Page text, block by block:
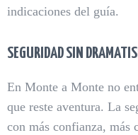
indicaciones del guía.
SEGURIDAD SIN
En Monte a Monte no
que reste aventura. La
con más confianza, más